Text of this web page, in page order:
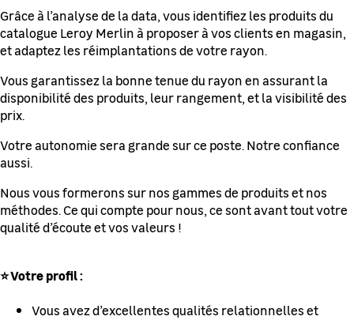
Grâce à l’analyse de la data, vous identifiez les produits du
catalogue Leroy Merlin à proposer à vos clients en magasin,
et adaptez les réimplantations de votre rayon.
Vous garantissez la bonne tenue du rayon en assurant la
disponibilité des produits, leur rangement, et la visibilité des
prix.
Votre autonomie sera grande sur ce poste. Notre confiance
aussi.
Nous vous formerons sur nos gammes de produits et nos
méthodes. Ce qui compte pour nous, ce sont avant tout votre
qualité d’écoute et vos valeurs !
⭐ Votre profil :
Vous avez d’excellentes qualités relationnelles et